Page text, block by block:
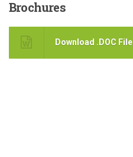
Brochures
Download .DOC File